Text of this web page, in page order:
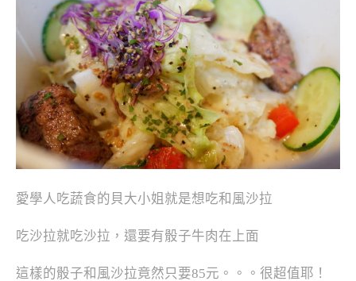
愛學人吃蔬食的貝大小姐就是想吃和風沙拉
吃沙拉就吃沙拉，還要有骰子牛肉在上面
這樣的骰子和風沙拉竟然只要85元。。。很超值耶！